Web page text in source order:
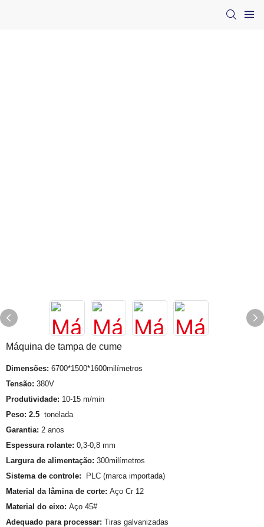
Máquina de tampa de cume
Dimensões: 6700*1500*1600milímetros
Tensão: 380V
Produtividade: 10-15 m/min
Peso: 2.5 tonelada
Garantia: 2 anos
Espessura rolante: 0,3-0,8 mm
Largura de alimentação: 300milímetros
Sistema de controle:
PLC (marca importada)
Material da lâmina de corte: Aço Cr 12
Material do eixo: Aço 45#
Adequado para processar: Tiras galvanizadas